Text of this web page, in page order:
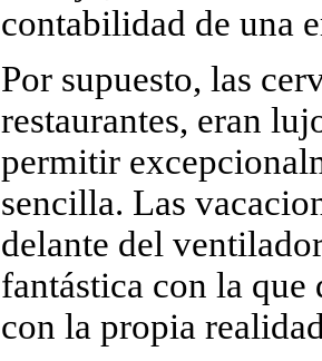
contabilidad de una
Por supuesto, las
restaurantes, eran
permitir
sencilla. Las
delante del
fantástica con la que
con la propia